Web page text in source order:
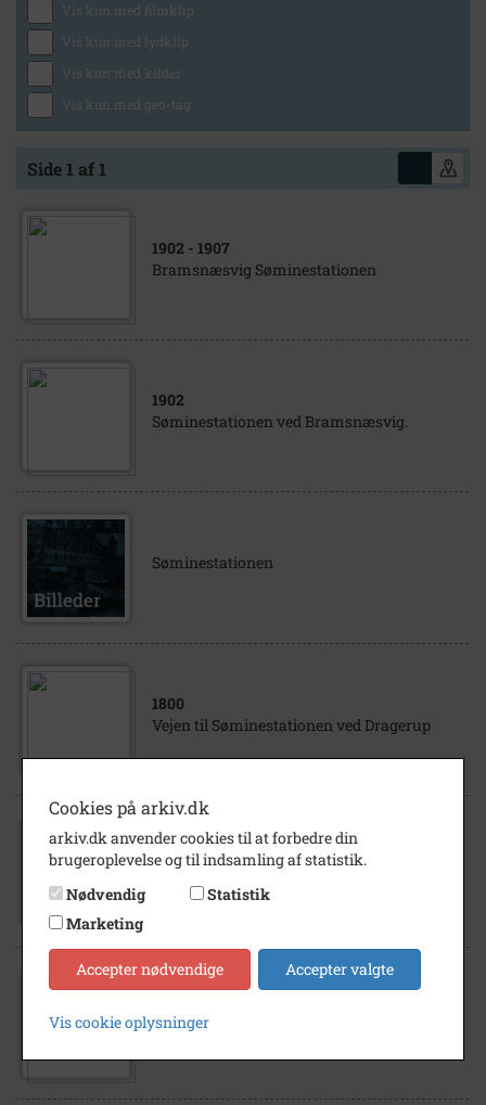
Vis kun med filmklip
Vis kun med lydklip
Vis kun med kilder
Vis kun med geo-tag
Side 1 af 1
1902 - 1907
Bramsnæsvig Søminestationen
1902
Søminestationen ved Bramsnæsvig.
Søminestationen
1800
Vejen til Søminestationen ved Dragerup
1800
Søminestationen - I Dragerup Skov. ca. 1910
Cookies på arkiv.dk
arkiv.dk anvender cookies til at forbedre din
brugeroplevelse og til indsamling af statistik.
Nødvendig
Statistik
Marketing
Accepter nødvendige Accepter valgte
Vis cookie oplysninger